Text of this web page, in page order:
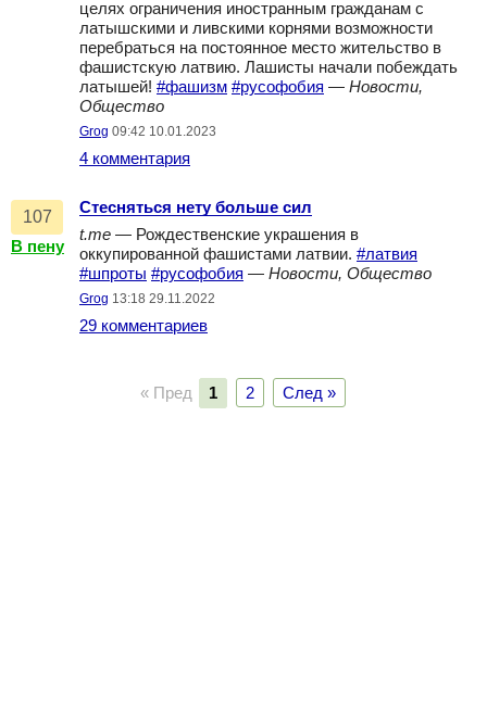
целях ограничения иностранным гражданам с
латышскими и ливскими корнями возможности
перебраться на постоянное место жительство в
фашистскую латвию. Лашисты начали побеждать
латышей! #фашизм #русофобия — Новости,
Общество
Grog 09:42 10.01.2023
4 комментария
107
В пену
Стесняться нету больше сил
t.me — Рождественские украшения в
оккупированной фашистами латвии. #латвия
#шпроты #русофобия — Новости, Общество
Grog 13:18 29.11.2022
29 комментариев
« Пред 1 2 След »